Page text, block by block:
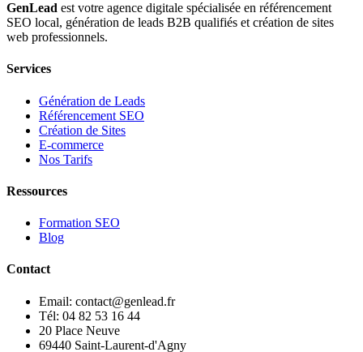
GenLead est votre agence digitale spécialisée en référencement
SEO local, génération de leads B2B qualifiés et création de sites
web professionnels.
Services
Génération de Leads
Référencement SEO
Création de Sites
E-commerce
Nos Tarifs
Ressources
Formation SEO
Blog
Contact
Email: contact@genlead.fr
Tél: 04 82 53 16 44
20 Place Neuve
69440 Saint-Laurent-d'Agny